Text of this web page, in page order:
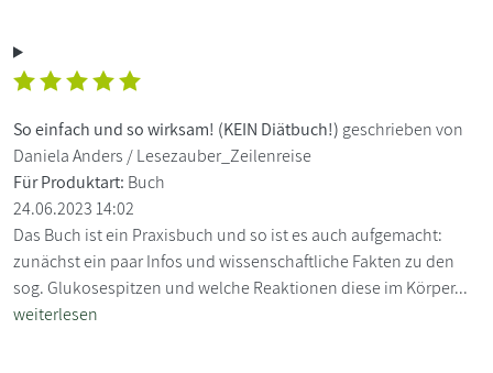
So einfach und so wirksam! (KEIN Diätbuch!) geschrieben von
Daniela Anders / Lesezauber_Zeilenreise
Für Produktart: Buch
24.06.2023 14:02
Das Buch ist ein Praxisbuch und so ist es auch aufgemacht:
zunächst ein paar Infos und wissenschaftliche Fakten zu den
sog. Glukosespitzen und welche Reaktionen diese im Körper...
weiterlesen